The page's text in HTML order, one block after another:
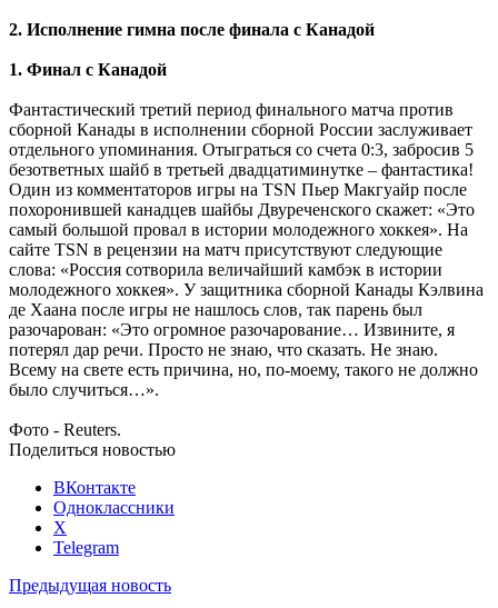
2. Исполнение гимна после финала с Канадой
1. Финал с Канадой
Фантастический третий период финального матча против
сборной Канады в исполнении сборной России заслуживает
отдельного упоминания. Отыграться со счета 0:3, забросив 5
безответных шайб в третьей двадцатиминутке – фантастика!
Один из комментаторов игры на TSN Пьер Макгуайр после
похоронившей канадцев шайбы Двуреченского скажет: «Это
самый большой провал в истории молодежного хоккея». На
сайте TSN в рецензии на матч присутствуют следующие
слова: «Россия сотворила величайший камбэк в истории
молодежного хоккея». У защитника сборной Канады Кэлвина
де Хаана после игры не нашлось слов, так парень был
разочарован: «Это огромное разочарование… Извините, я
потерял дар речи. Просто не знаю, что сказать. Не знаю.
Всему на свете есть причина, но, по-моему, такого не должно
было случиться…».
Фото - Reuters.
Поделиться новостью
ВКонтакте
Одноклассники
X
Telegram
Предыдущая новость